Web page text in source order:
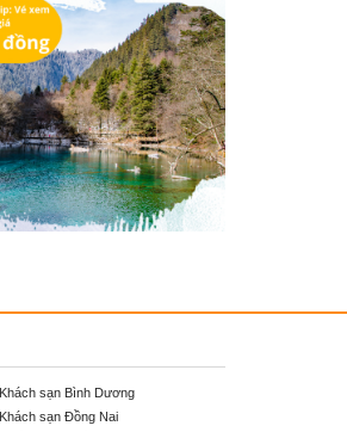
Khách sạn Bình Dương
Khách sạn Đồng Nai